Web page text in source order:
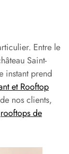
Entre le
Saint-
instant prend
et Rooftop
nos clients,
rooftops de